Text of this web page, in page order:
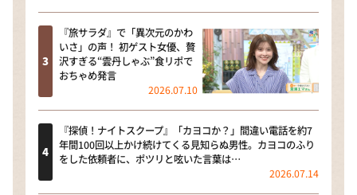
『旅サラダ』で「異次元のかわ
いさ」の声！ 初ゲスト女優、贅
沢すぎる“雲丹しゃぶ”食リポで
おちゃめ発言
2026.07.10
『探偵！ナイトスクープ』「カヨコか？」間違い電話を約7
年間100回以上かけ続けてくる見知らぬ男性。カヨコのふり
をした依頼者に、ポツリと呟いた言葉は…
2026.07.14